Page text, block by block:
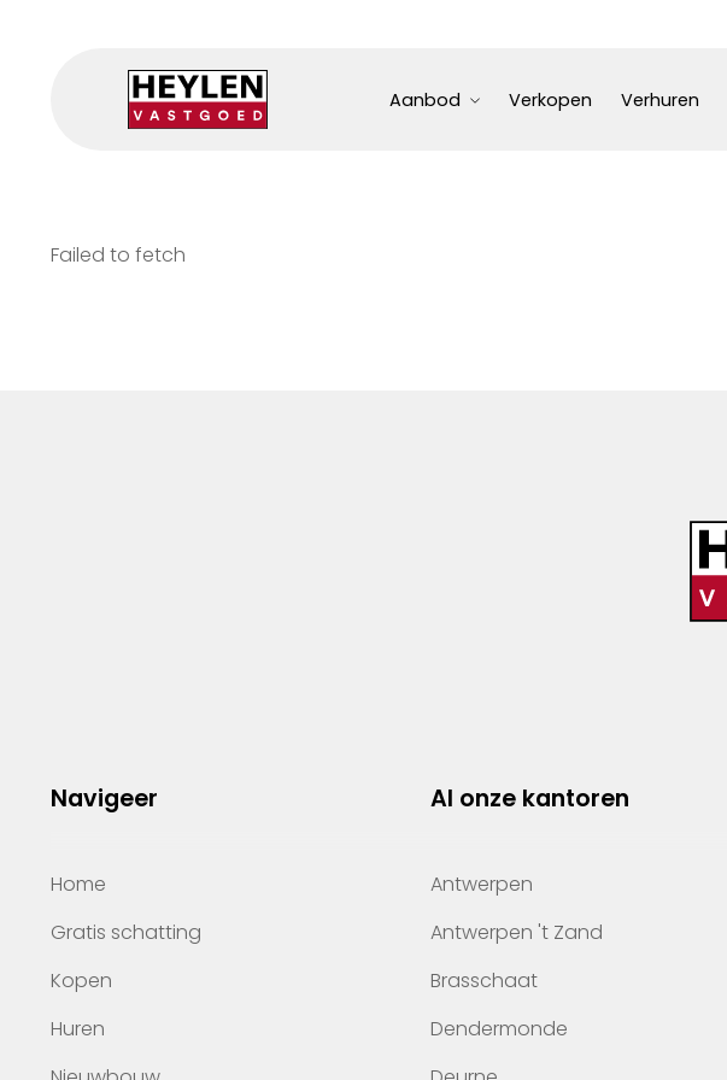
Aanbod Verkopen Verhuren
Failed to fetch
Navigeer
Home
Gratis schatting
Kopen
Huren
Al onze kantoren
Antwerpen
Antwerpen 't Zand
Brasschaat
Dendermonde